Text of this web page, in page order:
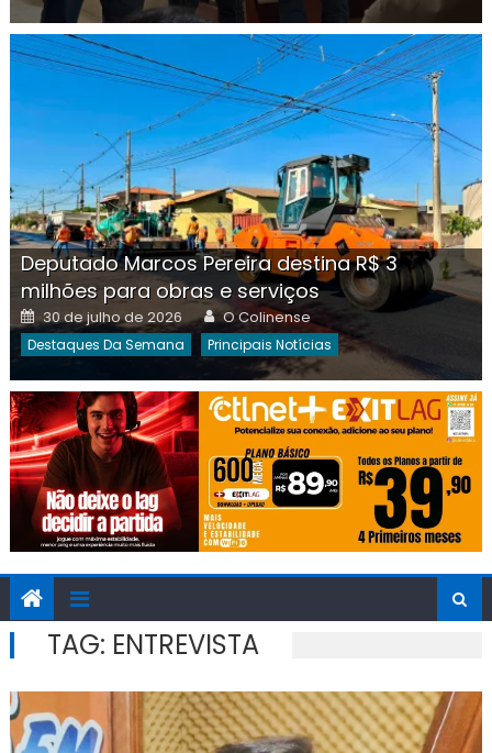
Deputado Marcos Pereira destina R$ 3
milhões para obras e serviços
Posted
on
30 de julho de 2026 Author
O Colinense
Destaques Da Semana Principais Notícias
TAG: ENTREVISTA